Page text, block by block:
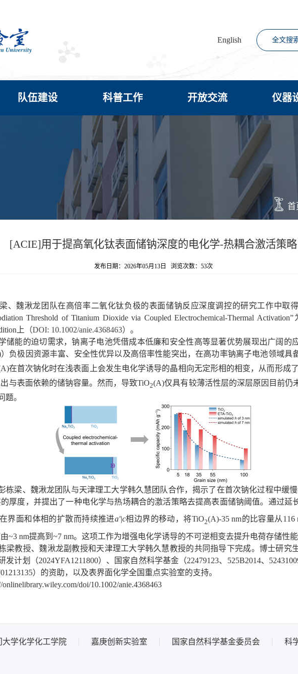
English
队伍建设 科普工作 开放交流 仪器
首
[ACIE]用于提高氧化钛表面储钠深度的电化学-热耦合激活策略
发布日期：2026年05月13日 浏览次数： 53次
、魏湫龙团队在高倍率二氧化钛负极的表面储钠反应深度调控的研究工作中取
Threshold of Titanium Dioxide via Coupled Electrochemical-Thermal Activation”
上 （DOI: 10.1002/anie.4368463） 。
储能的迫切需求，钠离子电池凭借成本低廉和安全性高等显著优势展现出广阔的
负极 因资源丰富、安全性优异以及高倍率性能突出，在高功率钠离子电池领域具
在首次钠化时在浅表面上会发生电化学诱导的晶相向无定形相的相变，从而形成
与表面依赖的储钠容量。然而，导致TiO2(A)仅具有较薄活性层的深层原因 目前仍
题。
栋梁、魏湫龙团队与天津理工大学韩久慧团队合作，揭示了在首次钠化过程中缓慢
厚度，并提出了一种电化学与热场耦合的激活策略去提高表面储钠阈值。通过延
界面和体相的扩散而持续推进a'|c相边界 的移动，将TiO2(A)-35 nm的 比容量从116
由~3 nm提高到 ~7 nm。 这项工作为增强电化学诱导的不可逆相变去提升电荷存储性
梁教授、魏湫龙副教授和天津理工大学韩久慧教授的共同指导下完成。博士研究
计划（2024YFA1211800）、国家自然科学基金（22479123、525B2014、
）的资助，以及表界面化学全国重点实验室的支持。
onlinelibrary.wiley.com/doi/10.1002/anie.4368463
大学化学化工学院 嘉庚创新实验室 国家自然科学基金委员会
科